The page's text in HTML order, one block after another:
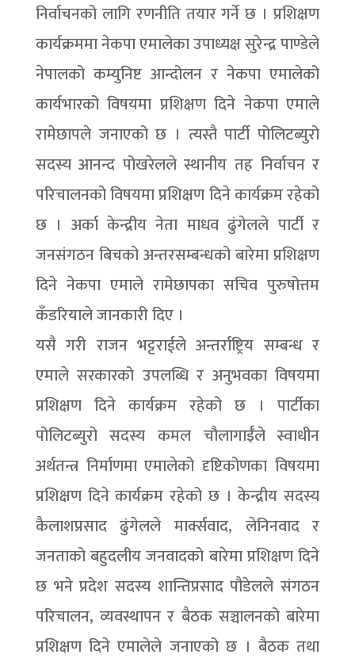
निर्वाचनको लागि रणनीति तयार गर्ने छ । प्रशिक्षण
कार्यक्रममा नेकपा एमालेका उपाध्यक्ष सुरेन्द्र पाण्डेले
नेपालको कम्युनिष्ट आन्दोलन र नेकपा एमालेको
कार्यभारको विषयमा प्रशिक्षण दिने नेकपा एमाले
रामेछापले जनाएको छ । त्यस्तै पार्टी पोलिटब्युरो
सदस्य आनन्द पोखरेलले स्थानीय तह निर्वाचन र
परिचालनको विषयमा प्रशिक्षण दिने कार्यक्रम रहेको
छ । अर्का केन्द्रीय नेता माधव ढुंगेलले पार्टी र
जनसंगठन बिचको अन्तरसम्बन्धको बारेमा प्रशिक्षण
दिने नेकपा एमाले रामेछापका सचिव पुरुषोत्तम
कँडरियाले जानकारी दिए ।
यसै गरी राजन भट्टराईले अन्तर्राष्ट्रिय सम्बन्ध र
एमाले सरकारको उपलब्धि र अनुभवका विषयमा
प्रशिक्षण दिने कार्यक्रम रहेको छ । पार्टीका
पोलिटब्युरो सदस्य कमल चौलागाईँले स्वाधीन
अर्थतन्त्र निर्माणमा एमालेको दृष्टिकोणका विषयमा
प्रशिक्षण दिने कार्यक्रम रहेको छ । केन्द्रीय सदस्य
कैलाशप्रसाद ढुंगेलले मार्क्सवाद, लेनिनवाद र
जनताको बहुदलीय जनवादको बारेमा प्रशिक्षण दिने
छ भने प्रदेश सदस्य शान्तिप्रसाद पौडेलले संगठन
परिचालन, व्यवस्थापन र बैठक सञ्चालनको बारेमा
प्रशिक्षण दिने एमालेले जनाएको छ । बैठक तथा